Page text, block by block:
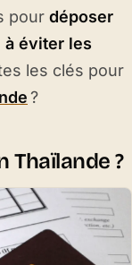
pour déposer
à éviter les
les clés pour
?
Thaïlande ?